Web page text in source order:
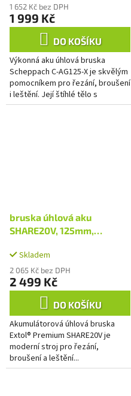
1 652 Kč bez DPH
1 999 Kč
DO KOŠÍKU
Výkonná aku úhlová bruska
Scheppach C-AG125-X je skvělým
pomocníkem pro řezání, broušení
i leštění. Její štíhlé tělo s
hliníkovou přední částí a měkkými
bruska úhlová aku
SHARE20V, 125mm,
Skladem
2 065 Kč bez DPH
2 499 Kč
DO KOŠÍKU
Akumulátorová úhlová bruska
Extol® Premium SHARE20V je
moderní stroj pro řezání,
broušení a leštění...